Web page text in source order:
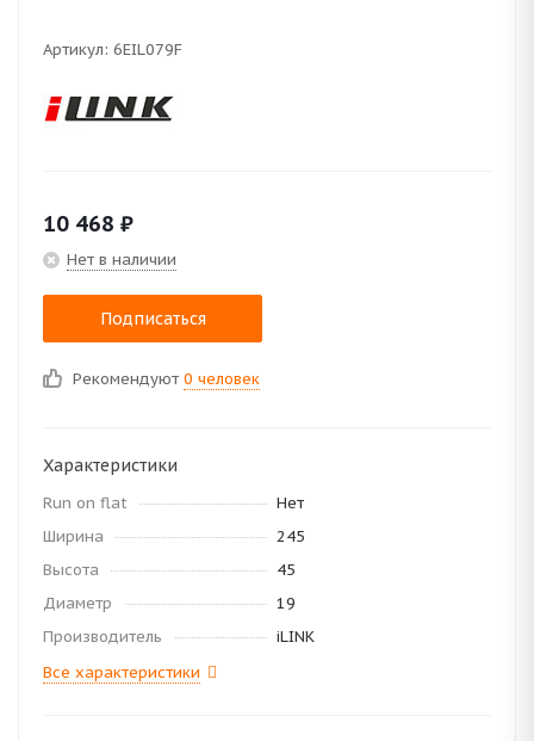
Артикул: 6EIL079F
10 468 ₽
Нет в наличии
Подписаться
Рекомендуют 0 человек
Характеристики
Run on flat
Нет
Ширина
245
Высота
45
Диаметр
19
Производитель
iLINK
Все характеристики